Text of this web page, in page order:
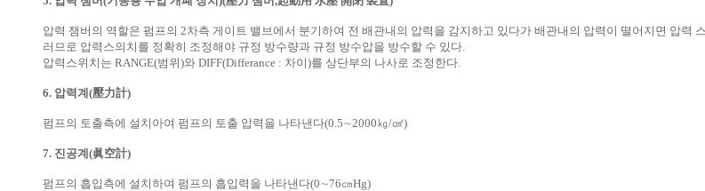
압력 챔버의 역할은 펌프의 2차측 게이트 밸브에서 분기하여 전 배관내의 압력을 감지하고 있다가 배관내의 압력이 떨어지면 압력
러므로 압력스의치를 정확히 조정해야 규정 방수량과 규정 방수압을 방수할 수 있다.
압력스위치는 RANGE(범위)와 DIFF(Differance : 차이)를 상단부의 나사로 조정한다.
6. 압력계(壓力計)
펌프의 토출측에 설치아여 펌프의 토출 압력을 나타낸다(0.5∼2000㎏/㎠)
7. 진공계(眞空計)
펌프의 흡입측에 설치하여 펌프의 흡입력을 나타낸다(0∼76㎝Hg)